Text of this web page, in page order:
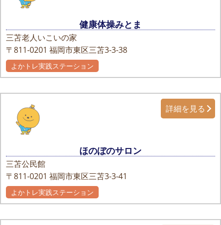
健康体操みとま
三苫老人いこいの家
〒811-0201 福岡市東区三苫3-3-38
よかトレ実践ステーション
ほのぼのサロン
三苫公民館
〒811-0201 福岡市東区三苫3-3-41
詳細を見る
よかトレ実践ステーション